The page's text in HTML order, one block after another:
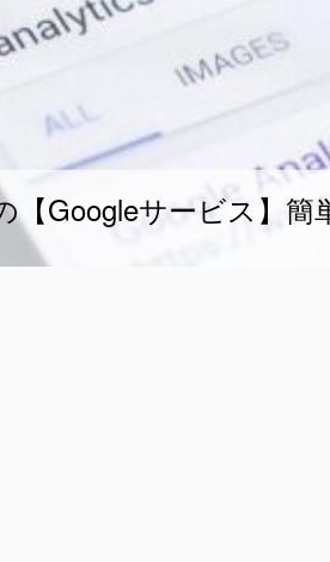
【Googleサービス】簡